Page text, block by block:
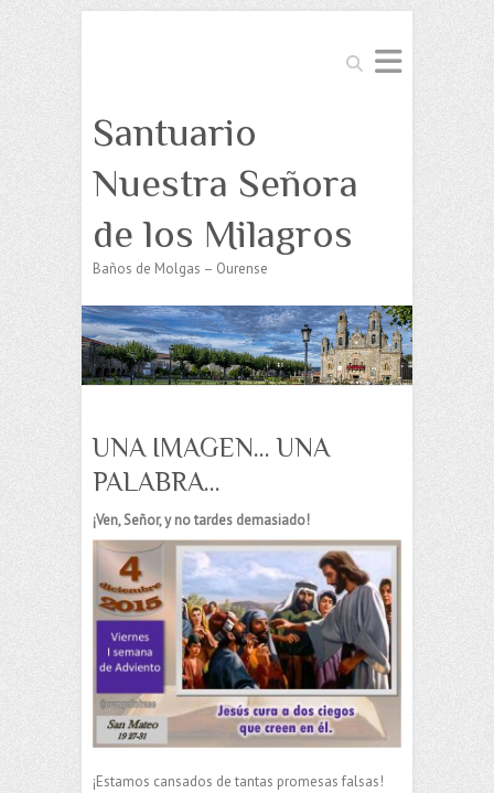
Buscar
Santuario
Nuestra Señora
de los Milagros
Baños de Molgas – Ourense
UNA IMAGEN… UNA
PALABRA…
¡Ven, Señor, y no tardes demasiado!
¡Estamos cansados de tantas promesas falsas!